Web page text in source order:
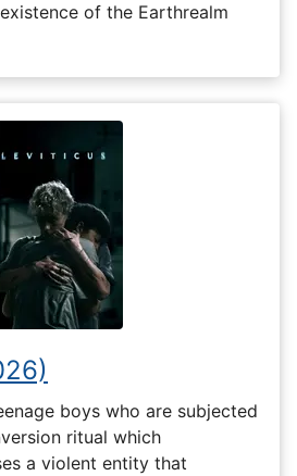
of the Earthrealm
boys who are subjected
ritual which
a violent entity that